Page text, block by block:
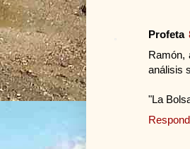
Profeta
Ramón,
análisis
"La